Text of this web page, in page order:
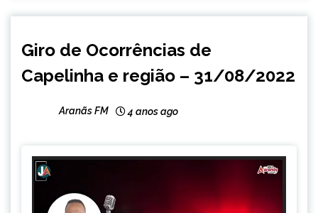
NOTÍCIAS
Giro de Ocorrências de
Capelinha e região – 31/08/2022
Aranãs FM 4 anos ago